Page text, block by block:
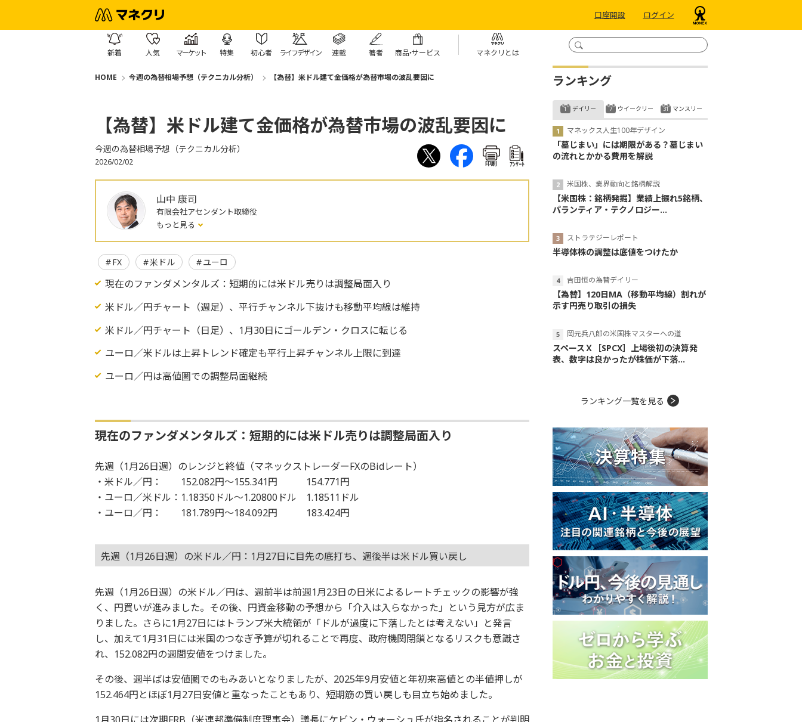
口座開設 ログイン
新着 人気 マーケット 特集 初心者 ライフデザイン 連載 著者 商品・サービス マネクリとは
HOME 今週の為替相場予想（テクニカル分析） 【為替】米ドル建て金価格が為替市場の波乱要因に
【為替】米ドル建て金価格が為替市場の波乱要因に
今週の為替相場予想（テクニカル分析）
2026/02/02 印刷 ｱﾝｹｰﾄ
山中 康司
有限会社アセンダント取締役
もっと見る
FX 米ドル ユーロ
現在のファンダメンタルズ：短期的には米ドル売りは調整局面入り
米ドル／円チャート（週足）、平行チャンネル下抜けも移動平均線は維持
米ドル／円チャート（日足）、1月30日にゴールデン・クロスに転じる
ユーロ／米ドルは上昇トレンド確定も平行上昇チャンネル上限に到達
ユーロ／円は高値圏での調整局面継続
現在のファンダメンタルズ：短期的には米ドル売りは調整局面入り
先週（1月26日週）のレンジと終値（マネックストレーダーFXのBidレート）
・米ドル／円： 152.082円～155.341円 154.771円
・ユーロ／米ドル：1.18350ドル～1.20800ドル 1.18511ドル
・ユーロ／円： 181.789円～184.092円 183.424円
先週（1月26日週）の米ドル／円：1月27日に目先の底打ち、週後半は米ドル買い戻し
先週（1月26日週）の米ドル／円は、週前半は前週1月23日の日米によるレートチェックの影響が強
く、円買いが進みました。その後、円資金移動の予想から「介入は入らなかった」という見方が広ま
りました。さらに1月27日にはトランプ米大統領が「ドルが過度に下落したとは考えない」と発言
し、加えて1月31日には米国のつなぎ予算が切れることで再度、政府機関閉鎖となるリスクも意識さ
れ、152.082円の週間安値をつけました。
その後、週半ばは安値圏でのもみあいとなりましたが、2025年9月安値と年初来高値との半値押しが
152.464円とほぼ1月27日安値と重なったこともあり、短期筋の買い戻しも目立ち始めました。
ランキング
デイリー
マネックス人生100年デザイン
「墓じまい」には期限がある？墓じまい
の流れとかかる費用を解説
米国株、業界動向と銘柄解説
【米国株：銘柄発掘】業績上振れ5銘柄、
パランティア・テクノロジー...
ストラテジーレポート
半導体株の調整は底値をつけたか
吉田恒の為替デイリー
【為替】120日MA（移動平均線）割れが
示す円売り取引の損失
岡元兵八郎の米国株マスターへの道
スペースＸ［SPCX］上場後初の決算発
表、数字は良かったが株価が下落...
ウイークリー マンスリー
ランキング一覧を見る